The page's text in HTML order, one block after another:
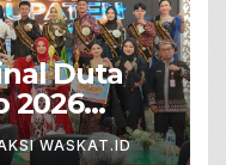
Duta
2026
WASKAT.ID